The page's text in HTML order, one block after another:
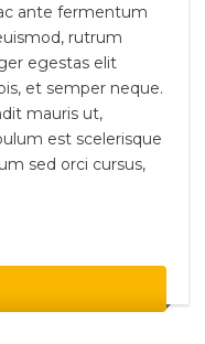
ante fermentum
rutrum
egestas elit
et semper neque.
mauris ut,
est scelerisque
sed orci cursus,